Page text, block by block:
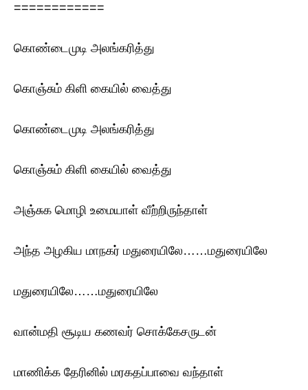
============
கொண்டைமுடி அலங்கரித்து
கொஞ்சும் கிளி கையில் வைத்து
கொண்டைமுடி அலங்கரித்து
கொஞ்சும் கிளி கையில் வைத்து
அஞ்சுக மொழி உமையாள் வீற்றிருந்தாள்
அந்த அழகிய மாநகர் மதுரையிலே……மதுரையிலே
மதுரையிலே……மதுரையிலே
வான்மதி சூடிய கணவர் சொக்கேசருடன்
மாணிக்க தேரினில் மரகதப்பாவை வந்தாள்